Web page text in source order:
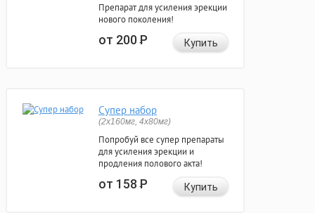
Препарат для усиления эрекции
нового поколения!
от 200Р Купить
Супер набор
(2х160мг, 4х80мг)
Попробуй все супер препараты
для усиления эрекции и
продления полового акта!
от 158Р Купить